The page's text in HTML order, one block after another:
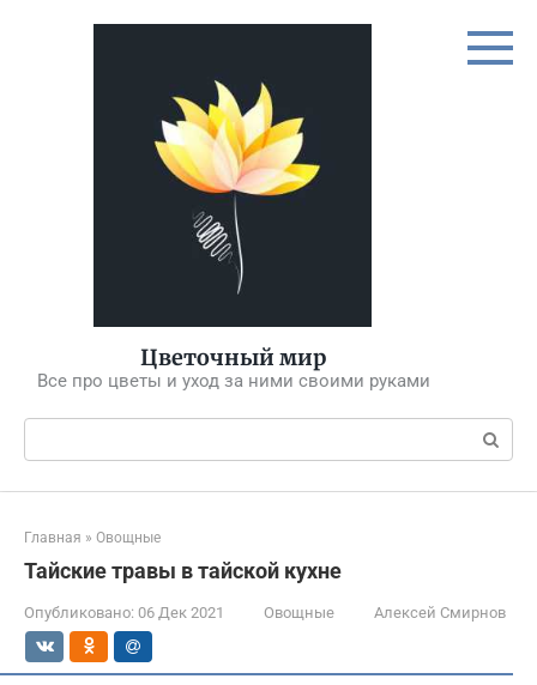
Цветочный мир
Все про цветы и уход за ними своими руками
Поиск:
Главная » Овощные
Тайские травы в тайской кухне
Опубликовано: 06 Дек 2021 Овощные Алексей Смирнов